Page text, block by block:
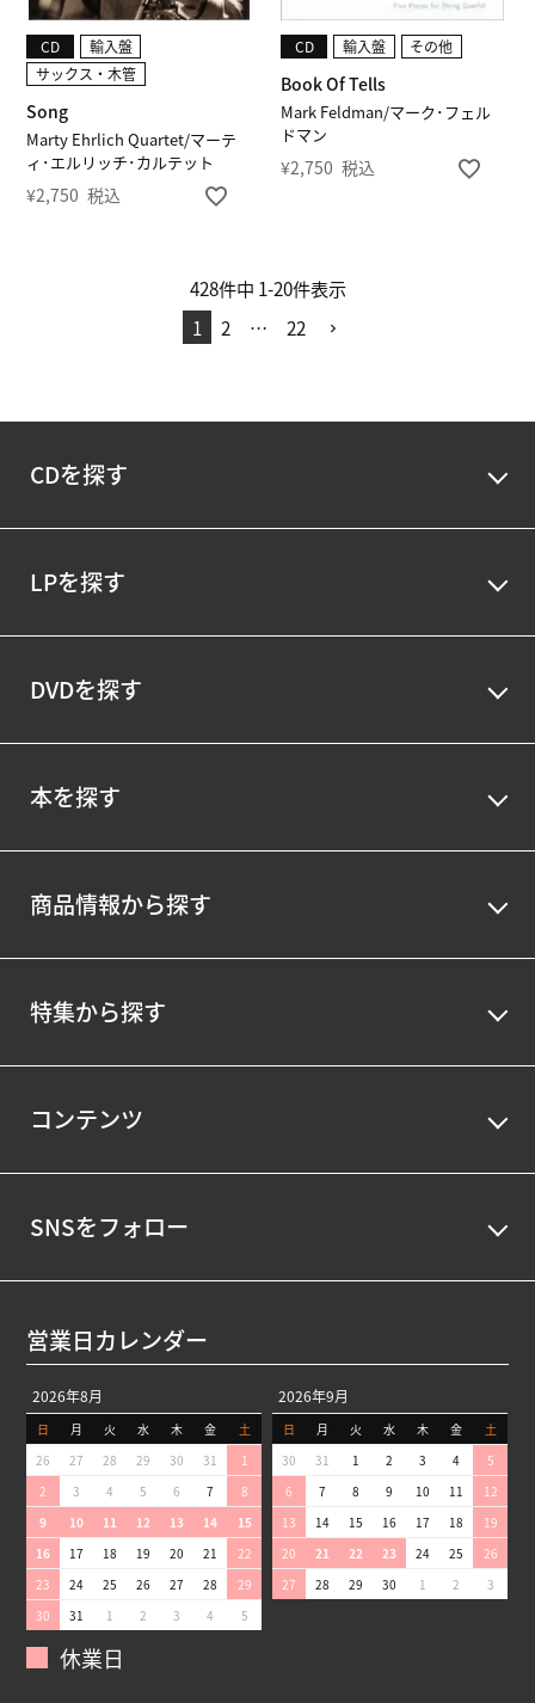
Marty Ehrlich Quartet/マーテ
ィ･エルリッチ･カルテット
Song
CD
輸入盤
サックス・木管
¥2,750 税込
Mark Feldman/マーク･フェル
ドマン
Book Of Tells
CD 輸入盤 その他
¥2,750 税込
428件中 1-20件表示
1
2 … 22
CDを探す
LPを探す
DVDを探す
本を探す
商品情報から探す
特集から探す
コンテンツ
SNSをフォロー
営業日カレンダー
2026年8月
日 月 火 水 木 金
土
26
27 28 29 30 31
1
2
3 4 5 6 7
8
9
10 11 12 13 14
15
16
17 18 19 20 21
22
23
24 25 26 27 28
29
30
31 1 2 3 4 5
2026年9月
日 月 火 水 木 金
土
30
31 1 2 3 4
5
6
7 8 9 10 11
12
13
14 15 16 17 18
19
20
21 22 23 24 25
26
27
28 29 30 1 2 3
休業日